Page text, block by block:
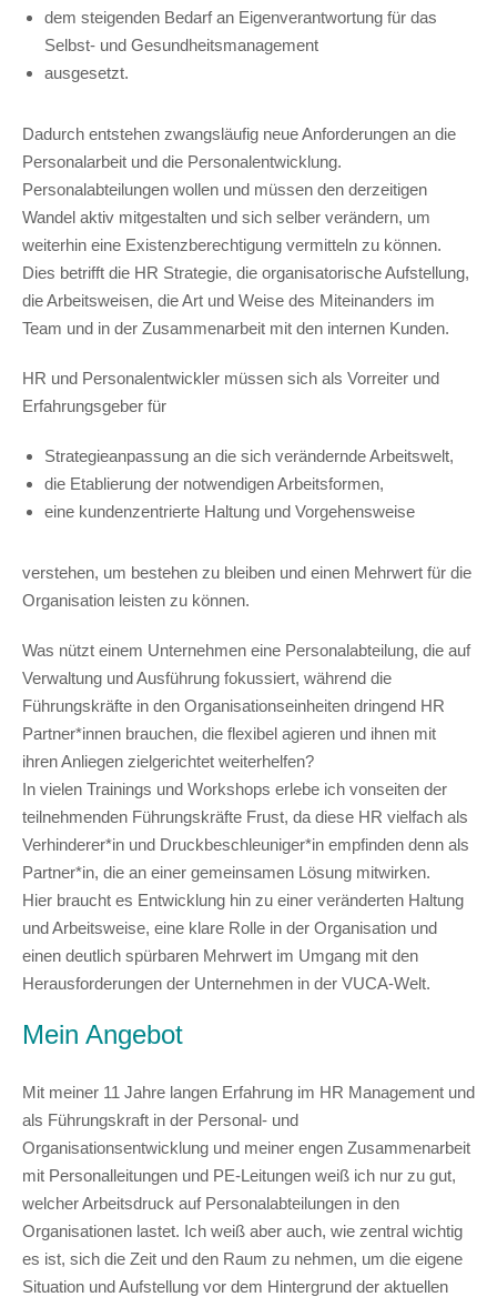
dem steigenden Bedarf an Eigenverantwortung für das
Selbst- und Gesundheitsmanagement
ausgesetzt.
Dadurch entstehen zwangsläufig neue Anforderungen an die
Personalarbeit und die Personalentwicklung.
Personalabteilungen wollen und müssen den derzeitigen
Wandel aktiv mitgestalten und sich selber verändern, um
weiterhin eine Existenzberechtigung vermitteln zu können.
Dies betrifft die HR Strategie, die organisatorische Aufstellung,
die Arbeitsweisen, die Art und Weise des Miteinanders im
Team und in der Zusammenarbeit mit den internen Kunden.
HR und Personalentwickler müssen sich als Vorreiter und
Erfahrungsgeber für
Strategieanpassung an die sich verändernde Arbeitswelt,
die Etablierung der notwendigen Arbeitsformen,
eine kundenzentrierte Haltung und Vorgehensweise
verstehen, um bestehen zu bleiben und einen Mehrwert für die
Organisation leisten zu können.
Was nützt einem Unternehmen eine Personalabteilung, die auf
Verwaltung und Ausführung fokussiert, während die
Führungskräfte in den Organisationseinheiten dringend HR
Partner*innen brauchen, die flexibel agieren und ihnen mit
ihren Anliegen zielgerichtet weiterhelfen?
In vielen Trainings und Workshops erlebe ich vonseiten der
teilnehmenden Führungskräfte Frust, da diese HR vielfach als
Verhinderer*in und Druckbeschleuniger*in empfinden denn als
Partner*in, die an einer gemeinsamen Lösung mitwirken.
Hier braucht es Entwicklung hin zu einer veränderten Haltung
und Arbeitsweise, eine klare Rolle in der Organisation und
einen deutlich spürbaren Mehrwert im Umgang mit den
Herausforderungen der Unternehmen in der VUCA-Welt.
Mein Angebot
Mit meiner 11 Jahre langen Erfahrung im HR Management und
als Führungskraft in der Personal- und
Organisationsentwicklung und meiner engen Zusammenarbeit
mit Personalleitungen und PE-Leitungen weiß ich nur zu gut,
welcher Arbeitsdruck auf Personalabteilungen in den
Organisationen lastet. Ich weiß aber auch, wie zentral wichtig
es ist, sich die Zeit und den Raum zu nehmen, um die eigene
Situation und Aufstellung vor dem Hintergrund der aktuellen